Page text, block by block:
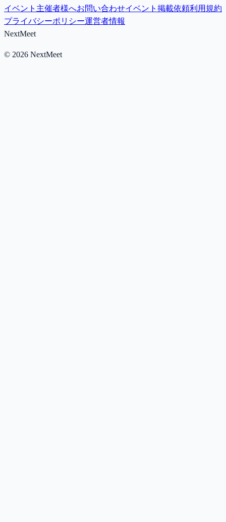
イベント主催者様へお問い合わせイベント掲載依頼利用規約
プライバシーポリシー運営者情報
NextMeet
© 2026 NextMeet